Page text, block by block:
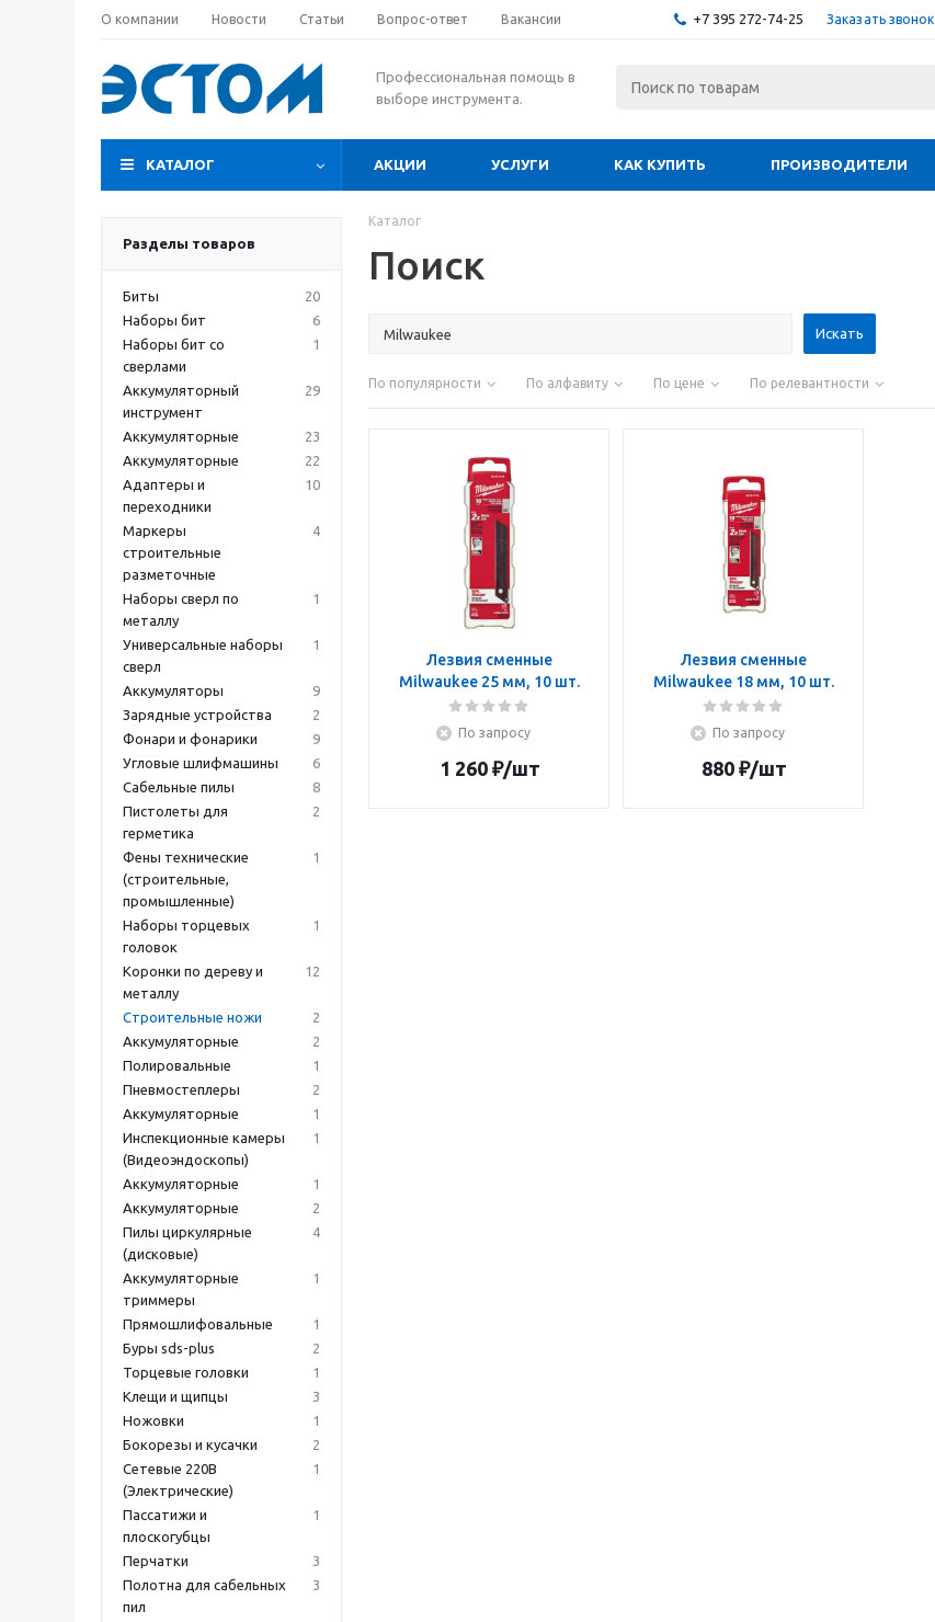
О компании Новости Статьи Вопрос-ответ Вакансии +7 395 272-74-25 Заказать звонок
Профессиональная помощь в
выборе инструмента.
КАТАЛОГ АКЦИИ УСЛУГИ КАК КУПИТЬ ПРОИЗВОДИТЕЛИ
Разделы товаров
Биты
20
Наборы бит
6
Наборы бит со
сверлами
1
Аккумуляторный
инструмент
29
Аккумуляторные
23
Аккумуляторные
22
Адаптеры и
переходники
10
Маркеры
строительные
разметочные
4
Наборы сверл по
металлу
1
Универсальные наборы
сверл
1
Аккумуляторы
9
Зарядные устройства
2
Фонари и фонарики
9
Угловые шлифмашины
6
Сабельные пилы
8
Пистолеты для
герметика
2
Фены технические
(строительные,
промышленные)
1
Наборы торцевых
головок
1
Коронки по дереву и
металлу
12
Строительные ножи
2
Аккумуляторные
2
Полировальные
1
Пневмостеплеры
2
Аккумуляторные
1
Инспекционные камеры
(Видеоэндоскопы)
1
Аккумуляторные
1
Аккумуляторные
2
Пилы циркулярные
(дисковые)
4
Аккумуляторные
триммеры
1
Прямошлифовальные
1
Буры sds-plus
2
Торцевые головки
1
Клещи и щипцы
3
Ножовки
1
Бокорезы и кусачки
2
Сетевые 220В
(Электрические)
1
Пассатижи и
плоскогубцы
1
Перчатки
3
Полотна для сабельных
пил
3
Каталог
Поиск
По популярности По алфавиту По цене По релевантности
Лезвия сменные
Milwaukee 25 мм, 10 шт.
По запросу
1 260₽/шт
Лезвия сменные
Milwaukee 18 мм, 10 шт.
По запросу
880₽/шт